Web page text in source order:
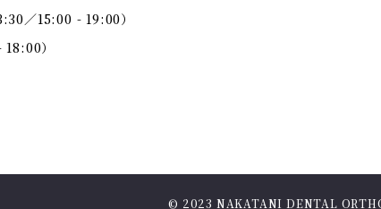
／15:00 - 19:00）
）
© 2023 NAKATANI DENTAL